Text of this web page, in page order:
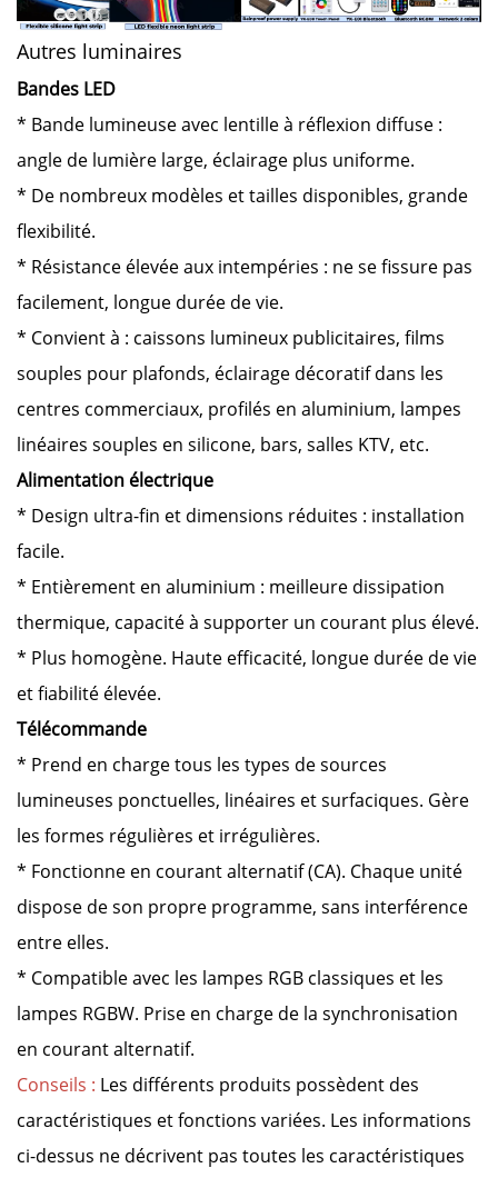
Autres luminaires
Bandes LED
* Bande lumineuse avec lentille à réflexion diffuse :
angle de lumière large, éclairage plus uniforme.
* De nombreux modèles et tailles disponibles, grande
flexibilité.
* Résistance élevée aux intempéries : ne se fissure pas
facilement, longue durée de vie.
* Convient à : caissons lumineux publicitaires, films
souples pour plafonds, éclairage décoratif dans les
centres commerciaux, profilés en aluminium, lampes
linéaires souples en silicone, bars, salles KTV, etc.
Alimentation électrique
* Design ultra-fin et dimensions réduites : installation
facile.
* Entièrement en aluminium : meilleure dissipation
thermique, capacité à supporter un courant plus élevé.
* Plus homogène. Haute efficacité, longue durée de vie
et fiabilité élevée.
Télécommande
* Prend en charge tous les types de sources
lumineuses ponctuelles, linéaires et surfaciques. Gère
les formes régulières et irrégulières.
* Fonctionne en courant alternatif (CA). Chaque unité
dispose de son propre programme, sans interférence
entre elles.
* Compatible avec les lampes RGB classiques et les
lampes RGBW. Prise en charge de la synchronisation
en courant alternatif.
Conseils : Les différents produits possèdent des
caractéristiques et fonctions variées. Les informations
ci-dessus ne décrivent pas toutes les caractéristiques